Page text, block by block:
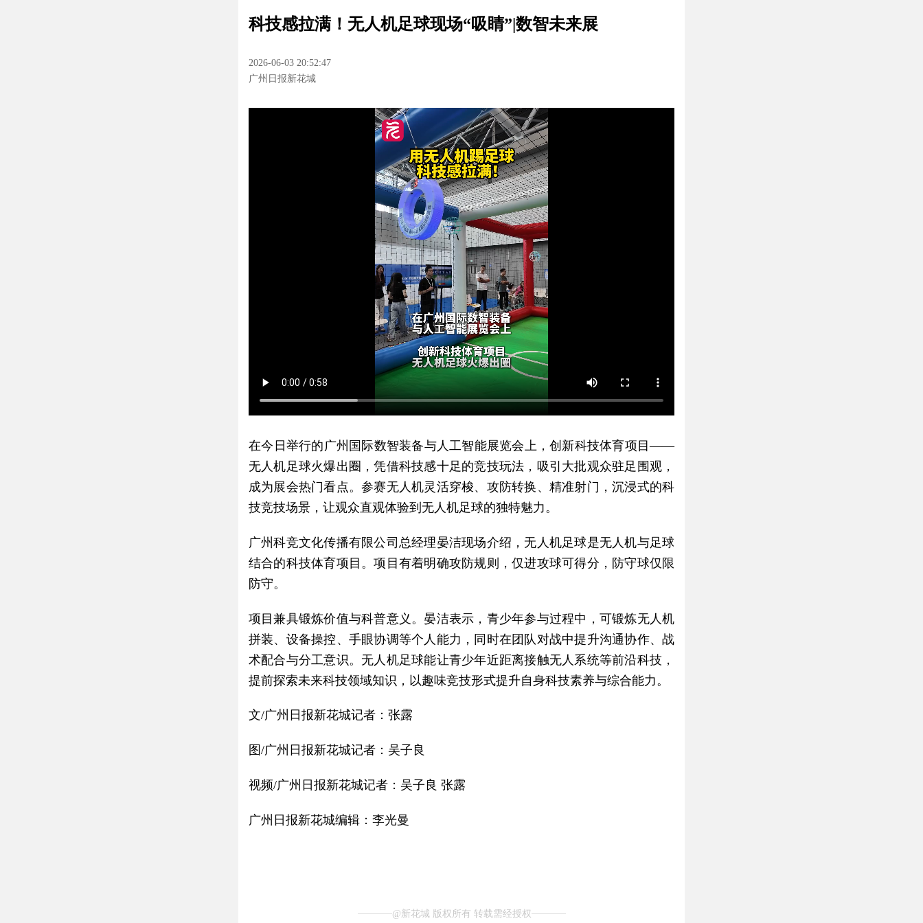
科技感拉满！无人机足球现场“吸睛”|数智未来展
2026-06-03 20:52:47
广州日报新花城
在今日举行的广州国际数智装备与人工智能展览会上，创新科技体育项目——
无人机足球火爆出圈，凭借科技感十足的竞技玩法，吸引大批观众驻足围观，
成为展会热门看点。参赛无人机灵活穿梭、攻防转换、精准射门，沉浸式的科
技竞技场景，让观众直观体验到无人机足球的独特魅力。
广州科竞文化传播有限公司总经理晏洁现场介绍，无人机足球是无人机与足球
结合的科技体育项目。项目有着明确攻防规则，仅进攻球可得分，防守球仅限
防守。
项目兼具锻炼价值与科普意义。晏洁表示，青少年参与过程中，可锻炼无人机
拼装、设备操控、手眼协调等个人能力，同时在团队对战中提升沟通协作、战
术配合与分工意识。无人机足球能让青少年近距离接触无人系统等前沿科技，
提前探索未来科技领域知识，以趣味竞技形式提升自身科技素养与综合能力。
文/广州日报新花城记者：张露
图/广州日报新花城记者：吴子良
视频/广州日报新花城记者：吴子良 张露
广州日报新花城编辑：李光曼
@新花城 版权所有 转载需经授权